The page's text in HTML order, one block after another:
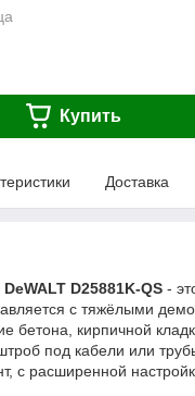
Купить
Доставка
D25881K-QS -
с тяжёлыми
бетона, кирпичной
под кабели или
с расширенной